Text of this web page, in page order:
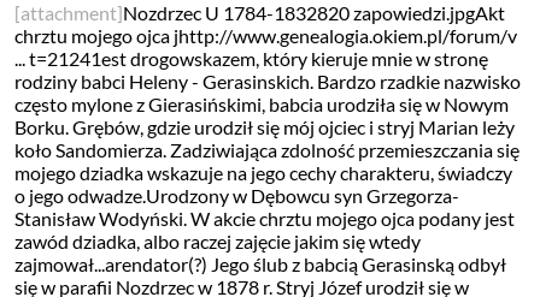
[attachment]Nozdrzec U 1784-1832820 zapowiedzi.jpgAkt
chrztu mojego ojca jhttp://www.genealogia.okiem.pl/forum/v
... t=21241est drogowskazem, który kieruje mnie w stronę
rodziny babci Heleny - Gerasinskich. Bardzo rzadkie nazwisko
często mylone z Gierasińskimi, babcia urodziła się w Nowym
Borku. Grębów, gdzie urodził się mój ojciec i stryj Marian leży
koło Sandomierza. Zadziwiająca zdolność przemieszczania się
mojego dziadka wskazuje na jego cechy charakteru, świadczy
o jego odwadze.Urodzony w Dębowcu syn Grzegorza-
Stanisław Wodyński. W akcie chrztu mojego ojca podany jest
zawód dziadka, albo raczej zajęcie jakim się wtedy
zajmował...arendator(?) Jego ślub z babcią Gerasinską odbył
się w parafii Nozdrzec w 1878 r. Stryj Józef urodził się w